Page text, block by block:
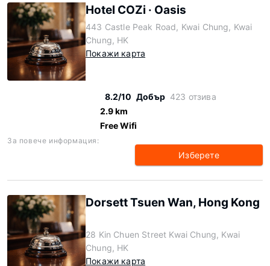
Hotel COZi · Oasis
443 Castle Peak Road, Kwai Chung, Kwai
Chung, HK
Покажи карта
8.2/10 Добър 423 отзива
2.9 km
Free Wifi
За повече информация:
Изберете
Dorsett Tsuen Wan, Hong Kong
28 Kin Chuen Street Kwai Chung, Kwai
Chung, HK
Покажи карта